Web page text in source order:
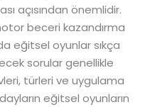
açısından önemlidir.
beceri kazandırma
eğitsel oyunlar sıkça
sorular genellikle
türleri ve uygulama
eğitsel oyunların